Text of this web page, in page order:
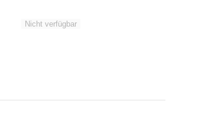
Nicht verfügbar